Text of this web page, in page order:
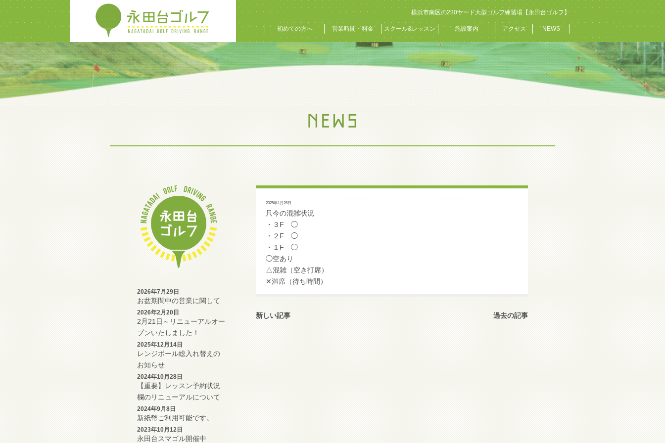
横浜市南区の230ヤード大型ゴルフ練習場【永田台ゴルフ】
初めての方へ 営業時間・料金 スクール&レッスン 施設案内 アクセス NEWS
2026年7月29日
お盆期間中の営業に関して
2026年2月20日
2月21日～リニューアルオー
プンいたしました！
2025年12月14日
レンジボール総入れ替えの
お知らせ
2024年10月28日
【重要】レッスン予約状況
欄のリニューアルについて
2024年9月8日
新紙幣ご利用可能です。
2023年10月12日
永田台スマゴル開催中
2025年1月26日
只今の混雑状況
・３F ◯
・２F ◯
・１F ◯
◯空あり
△混雑（空き打席）
✕満席（待ち時間）
新しい記事 過去の記事